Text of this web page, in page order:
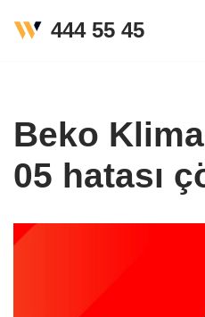
444 55 45
Beko
05 hatası